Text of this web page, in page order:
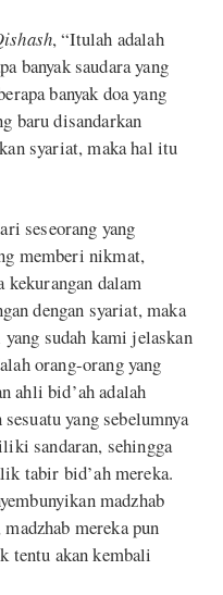
, “Itulah adalah
banyak saudara yang
banyak doa yang
baru disandarkan
syariat, maka hal itu
seseorang yang
memberi nikmat,
kekurangan dalam
dengan syariat, maka
sudah kami jelaskan
orang-orang yang
ahli bid’ah adalah
yang sebelumnya
sandaran, sehingga
tabir bid’ah mereka.
madzhab
mereka pun
tentu akan kembali